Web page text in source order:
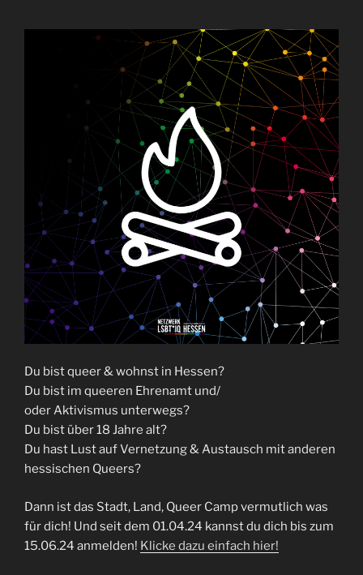
Du bist queer & wohnst in Hessen?
Du bist im queeren Ehrenamt und/
oder Aktivismus unterwegs?
Du bist über 18 Jahre alt?
Du hast Lust auf Vernetzung & Austausch mit anderen
hessischen Queers?
Dann ist das Stadt, Land, Queer Camp vermutlich was
für dich! Und seit dem 01.04.24 kannst du dich bis zum
15.06.24 anmelden! Klicke dazu einfach hier!